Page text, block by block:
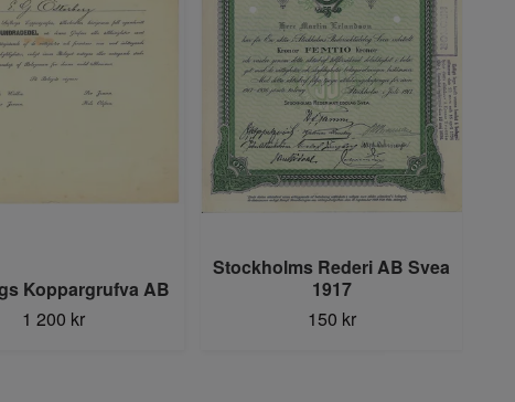
Koppargrufva AB
1 200 kr
Stockholms Rederi AB Svea
1917
150 kr